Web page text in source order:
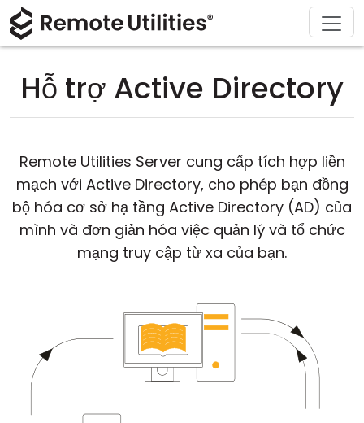
Hỗ trợ Active Directory
Remote Utilities Server cung cấp tích hợp liền
mạch với Active Directory, cho phép bạn đồng
bộ hóa cơ sở hạ tầng Active Directory (AD) của
mình và đơn giản hóa việc quản lý và tổ chức
mạng truy cập từ xa của bạn.
Sản phẩm
Bảo mật
Các ghi chú phát hành
Các chế độ kết nối
Truy cập không giám sát
Cấu hình MSI
Đám mây & Tại chỗ
Giải pháp
Sản xuất và Bán lẻ
Giáo dục và Chính phủ
Công nghệ thông tin
Tải xuống
macOS
iOS/Android
Mua
Trợ lý Giấy Phép
Hỗ trợ
Tài liệu
Giới thiệu
Phòng báo chí